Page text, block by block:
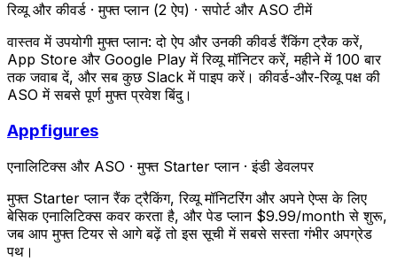
रिव्यू और कीवर्ड ·मुफ्त प्लान (2 ऐप) ·सपोर्ट और ASO टीमें
वास्तव में उपयोगी मुफ्त प्लान: दो ऐप और उनकी कीवर्ड रैंकिंग ट्रैक करें,
App Store और Google Play में रिव्यू मॉनिटर करें, महीने में 100 बार
तक जवाब दें, और सब कुछ Slack में पाइप करें। कीवर्ड-और-रिव्यू पक्ष की
ASO में सबसे पूर्ण मुफ्त प्रवेश बिंदु।
Appfigures
एनालिटिक्स और ASO ·मुफ्त Starter प्लान·इंडी डेवलपर
मुफ्त Starter प्लान रैंक ट्रैकिंग, रिव्यू मॉनिटरिंग और अपने ऐप्स के लिए
बेसिक एनालिटिक्स कवर करता है, और पेड प्लान $9.99/month से शुरू,
जब आप मुफ्त टियर से आगे बढ़ें तो इस सूची में सबसे सस्ता गंभीर अपग्रेड
पथ।